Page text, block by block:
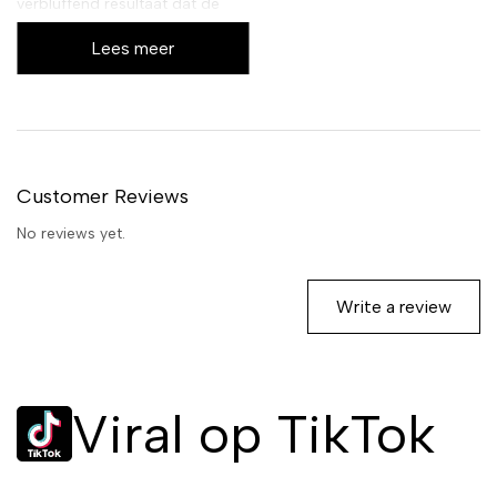
verbluffend resultaat dat de
hele dag blijft zitten.
Lees meer
Customer Reviews
No reviews yet.
Write a review
Viral op TikTok